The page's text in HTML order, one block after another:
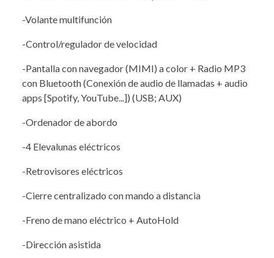
-Volante multifunción
-Control/regulador de velocidad
-Pantalla con navegador (MIMI) a color + Radio MP3
con Bluetooth (Conexión de audio de llamadas + audio
apps [Spotify, YouTube...]) (USB; AUX)
-Ordenador de abordo
-4 Elevalunas eléctricos
-Retrovisores eléctricos
-Cierre centralizado con mando a distancia
-Freno de mano eléctrico + AutoHold
-Dirección asistida